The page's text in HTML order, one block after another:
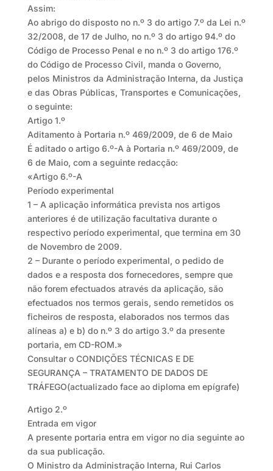
Assim:
Ao abrigo do disposto no n.º 3 do artigo 7.º da Lei n.º
32/2008, de 17 de Julho, no n.º 3 do artigo 94.º do
Código de Processo Penal e no n.º 3 do artigo 176.º
do Código de Processo Civil, manda o Governo,
pelos Ministros da Administração Interna, da Justiça
e das Obras Públicas, Transportes e Comunicações,
o seguinte:
Artigo 1.º
Aditamento à Portaria n.º 469/2009, de 6 de Maio
É aditado o artigo 6.º-A à Portaria n.º 469/2009, de
6 de Maio, com a seguinte redacção:
«Artigo 6.º-A
Período experimental
1 – A aplicação informática prevista nos artigos
anteriores é de utilização facultativa durante o
respectivo período experimental, que termina em 30
de Novembro de 2009.
2 – Durante o período experimental, o pedido de
dados e a resposta dos fornecedores, sempre que
não forem efectuados através da aplicação, são
efectuados nos termos gerais, sendo remetidos os
ficheiros de resposta, elaborados nos termos das
alíneas a) e b) do n.º 3 do artigo 3.º da presente
portaria, em CD-ROM.»
Consultar o CONDIÇÕES TÉCNICAS E DE
SEGURANÇA – TRATAMENTO DE DADOS DE
TRÁFEGO(actualizado face ao diploma em epígrafe)
Artigo 2.º
Entrada em vigor
A presente portaria entra em vigor no dia seguinte ao
da sua publicação.
O Ministro da Administração Interna, Rui Carlos